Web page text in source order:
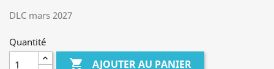
DLC mars 2027
Quantité
 AJOUTER AU PANIER